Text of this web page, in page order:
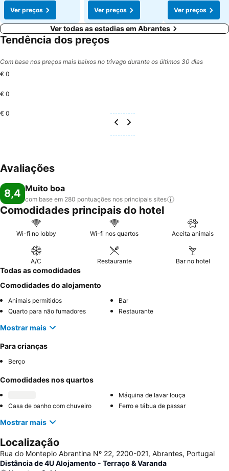
Ver preços
Ver preços
Ver preços
Ver todas as estadias em Abrantes
Tendência dos preços
Com base nos preços mais baixos no trivago durante os últimos 30 dias
€ 0
€ 0
€ 0
Avaliações
8,4 Muito boa
com base em 280 pontuações nos principais sites
Comodidades principais do hotel
Wi-fi no lobby Wi-fi nos quartos Aceita animais
A/C Restaurante Bar no hotel
Todas as comodidades
Comodidades do alojamento
Animais permitidos
Bar
Quarto para não fumadores
Restaurante
Mostrar mais
Para crianças
Berço
Comodidades nos quartos
Máquina de lavar louça
Casa de banho com chuveiro
Ferro e tábua de passar
Mostrar mais
Localização
Rua do Montepio Abrantina Nº 22, 2200-021, Abrantes, Portugal
Distância de 4U Alojamento - Terraço & Varanda